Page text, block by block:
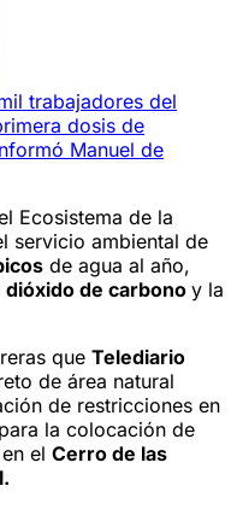
trabajadores del
dosis de
Manuel de
Ecosistema de la
servicio ambiental de
de agua al año,
dióxido de carbono y la
que Telediario
de área natural
de restricciones en
la colocación de
el Cerro de las